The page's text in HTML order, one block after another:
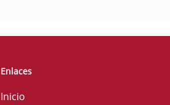
Enlaces
Inicio